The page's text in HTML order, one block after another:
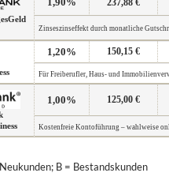
Zinseszinseffekt durch monatliche
1,20% 150,15 €
Für Freiberufler, Haus- und
1,00% 125,00 €
Kostenfreie Kontoführung – wahlweise
B = Bestandskunden